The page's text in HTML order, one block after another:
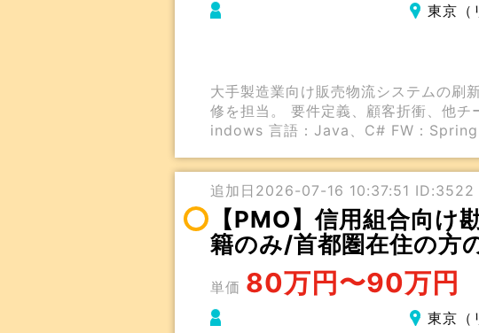
東京（
大手製造業向け販売物流システムの刷
修を担当。 要件定義、顧客折衝、他
indows 言語：Java、C# FW：
追加日2026-07-16 10:37:51 ID:3522
【PMO】信用組合向
籍のみ/首都圏在住の方
単価 80万円〜90万円
東京（